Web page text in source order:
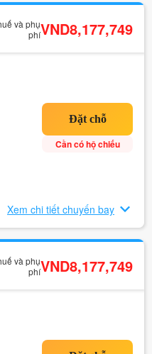
và phụ
phíVND8,177,749
Cần có hộ chiếu
Xem chi tiết chuyến bay
và phụ
phíVND8,177,749